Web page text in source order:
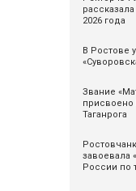
2026 года
В Ростове
Звание
Таганрога
завоевала
России по